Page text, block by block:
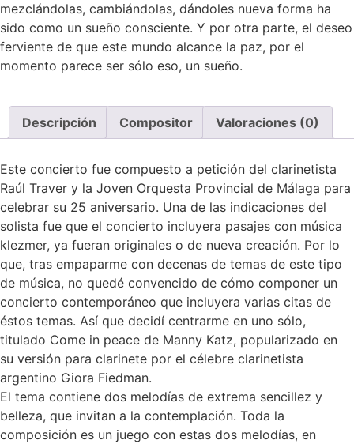
mezclándolas, cambiándolas, dándoles nueva forma ha
sido como un sueño consciente. Y por otra parte, el deseo
ferviente de que este mundo alcance la paz, por el
momento parece ser sólo eso, un sueño.
Descripción Compositor Valoraciones (0)
Este concierto fue compuesto a petición del clarinetista
Raúl Traver y la Joven Orquesta Provincial de Málaga para
celebrar su 25 aniversario. Una de las indicaciones del
solista fue que el concierto incluyera pasajes con música
klezmer, ya fueran originales o de nueva creación. Por lo
que, tras empaparme con decenas de temas de este tipo
de música, no quedé convencido de cómo componer un
concierto contemporáneo que incluyera varias citas de
éstos temas. Así que decidí centrarme en uno sólo,
titulado Come in peace de Manny Katz, popularizado en
su versión para clarinete por el célebre clarinetista
argentino Giora Fiedman.
El tema contiene dos melodías de extrema sencillez y
belleza, que invitan a la contemplación. Toda la
composición es un juego con estas dos melodías, en